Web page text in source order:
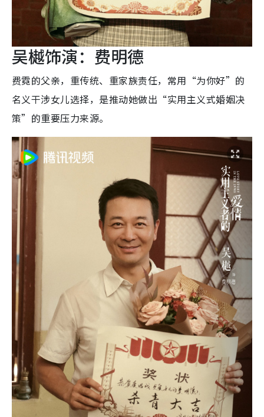
吴樾饰演：费明德
费霓的父亲，重传统、重家族责任，常用“为你好”的
名义干涉女儿选择，是推动她做出“实用主义式婚姻决
策”的重要压力来源。